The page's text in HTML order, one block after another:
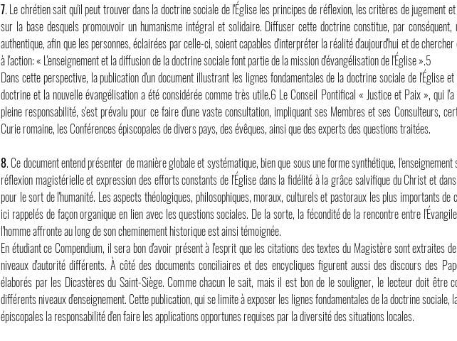
7. Le chrétien sait qu'il peut trouver dans la doctrine sociale de l'Église les principes de réflexion, les critères de jugement
sur la base desquels promouvoir un humanisme intégral et solidaire. Diffuser cette doctrine constitue, par
authentique, afin que les personnes, éclairées par celle-ci, soient capables d'interpréter la réalité d'aujourd'hui et de
à l'action: « L'enseignement et la diffusion de la doctrine sociale font partie de la mission d'évangélisation de l'Église ».5
Dans cette perspective, la publication d'un document illustrant les lignes fondamentales de la doctrine sociale de l'Église
doctrine et la nouvelle évangélisation a été considérée comme très utile.6 Le Conseil Pontifical « Justice et Paix », qui
pleine responsabilité, s'est prévalu pour ce faire d'une vaste consultation, impliquant ses Membres et ses Consulteurs,
Curie romaine, les Conférences épiscopales de divers pays, des évêques, ainsi que des experts des questions traitées.
8. Ce document entend présenter de manière globale et systématique, bien que sous une forme synthétique,
réflexion magistérielle et expression des efforts constants de l'Église dans la fidélité à la grâce salvifique du Christ et
pour le sort de l'humanité. Les aspects théologiques, philosophiques, moraux, culturels et pastoraux les plus importants de
ici rappelés de façon organique en lien avec les questions sociales. De la sorte, la fécondité de la rencontre entre
l'homme affronte au long de son cheminement historique est ainsi témoignée.
En étudiant ce Compendium, il sera bon d'avoir présent à l'esprit que les citations des textes du Magistère sont extraites
niveaux d'autorité différents. À côté des documents conciliaires et des encycliques figurent aussi des discours des
élaborés par les Dicastères du Saint-Siège. Comme chacun le sait, mais il est bon de le souligner, le lecteur doit être
différents niveaux d'enseignement. Cette publication, qui se limite à exposer les lignes fondamentales de la doctrine sociale,
épiscopales la responsabilité d'en faire les applications opportunes requises par la diversité des situations locales.